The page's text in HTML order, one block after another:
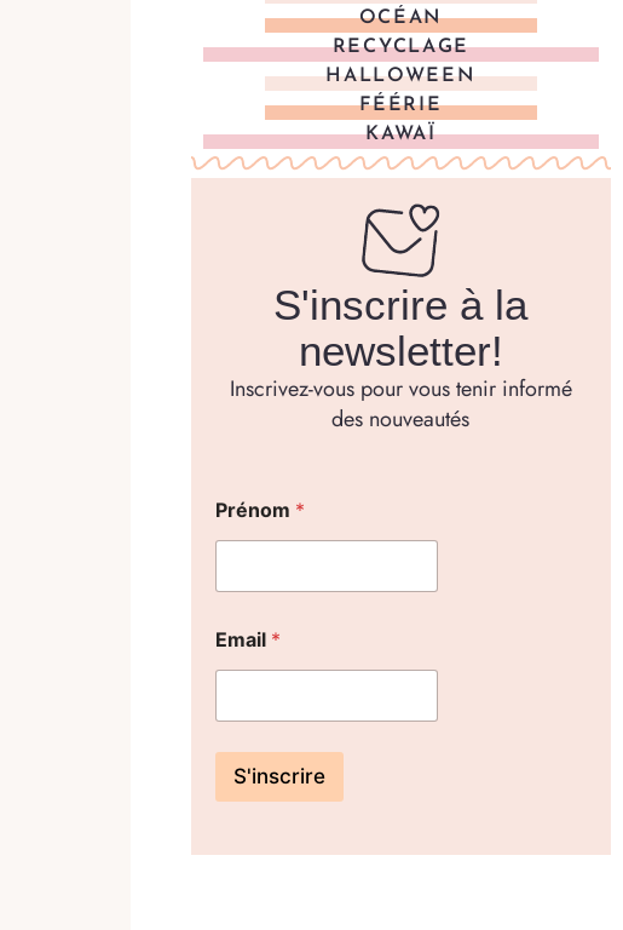
OCÉAN
RECYCLAGE
HALLOWEEN
FÉÉRIE
KAWAÏ
S'inscrire à la
newsletter!
Inscrivez-vous pour vous tenir informé
des nouveautés
Prénom *
Email *
S'inscrire